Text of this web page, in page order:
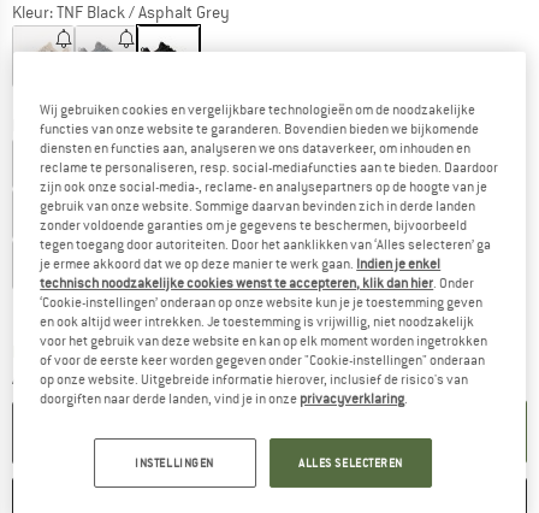
Kleur:TNF Black / Asphalt Grey
Maat: EU41,5
EU36 EU36,5 EU37 EU37,5
EU38 EU38,5 EU39 EU39,5
EU40 EU40,5 EU41 EU41,5 EU
Maattabel
Levertijd: 3-5 werkdagenDe link wordt geopend in een infovak en bevat
Aantal:
IN DE WINKELMAND
Wij gebruiken cookies en vergelijkbare technologieën om de noodzakelijke
functies van onze website te garanderen. Bovendien bieden we bijkomende
diensten en functies aan, analyseren we ons dataverkeer, om inhouden en
reclame te personaliseren, resp. social-mediafuncties aan te bieden. Daardoor
zijn ook onze social-media-, reclame- en analysepartners op de hoogte van je
gebruik van onze website. Sommige daarvan bevinden zich in derde landen
zonder voldoende garanties om je gegevens te beschermen, bijvoorbeeld
tegen toegang door autoriteiten. Door het aanklikken van ‘Alles selecteren’ ga
je ermee akkoord dat we op deze manier te werk gaan. Indien je enkel
technisch noodzakelijke cookies wenst te accepteren, klik dan hier. Onder
‘Cookie-instellingen’ onderaan op onze website kun je je toestemming geven
en ook altijd weer intrekken. Je toestemming is vrijwillig, niet noodzakelijk
voor het gebruik van deze website en kan op elk moment worden ingetrokken
of voor de eerste keer worden gegeven onder "Cookie-instellingen" onderaan
op onze website. Uitgebreide informatie hierover, inclusief de risico's van
doorgiften naar derde landen, vind je in onze privacyverklaring.
INSTELLINGEN ALLES SELECTEREN